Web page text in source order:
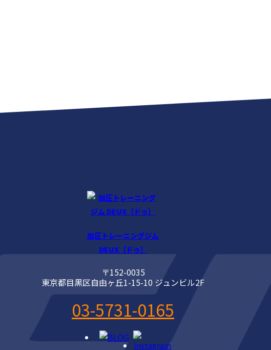
加圧トレーニングジム
DEUX［ドゥ］
〒152-0035
東京都目黒区自由ヶ丘1-15-10 ジュンビル2F
03-5731-0165